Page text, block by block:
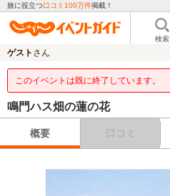
旅に役立つ口コミ100万件掲載！
検索
ゲスト さん
このイベントは既に終了しています。
鳴門ハス畑の蓮の花
概要 口コミ